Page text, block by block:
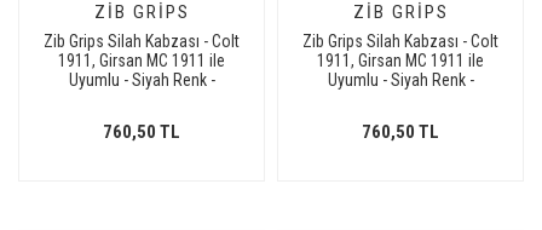
ZIB GRIPS
Zib Grips Silah Kabzası - Colt
1911, Girsan MC 1911 ile
Uyumlu - Siyah Renk -
760,50 TL
ZIB GRIPS
Zib Grips Silah Kabzası - Colt
1911, Girsan MC 1911 ile
Uyumlu - Siyah Renk -
760,50 TL